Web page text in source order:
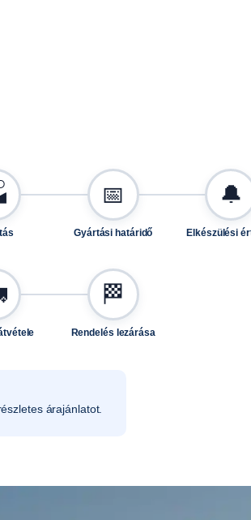
📅
Gyártási határidő
🔔
Elkészülési
🏁
Rendelés lezárása
árajánlatot.